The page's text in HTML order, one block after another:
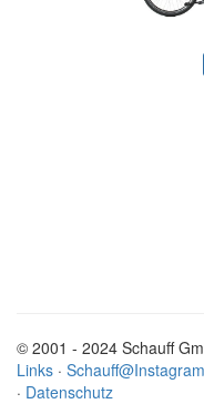
© 2001 - 2024 Schauff
Links · Schauff@Instagram
· Datenschutz